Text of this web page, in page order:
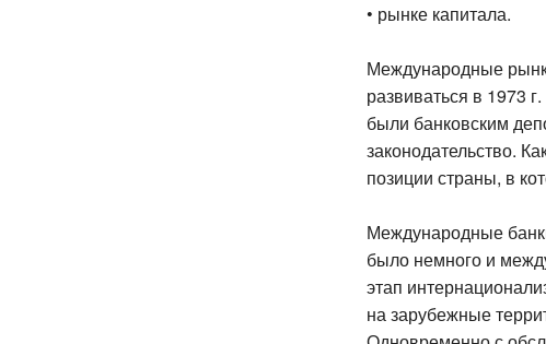
• рынке капитала.
Международные
развиваться в 1973
были банковским
законодательство.
позиции страны, в
Международные
было немного и
этап
на зарубежные